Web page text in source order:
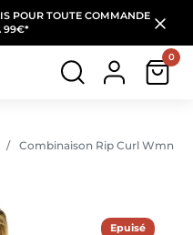
POUR TOUTE COMMANDE
99€*
0
Combinaison Rip Curl Wmn
Epuisé